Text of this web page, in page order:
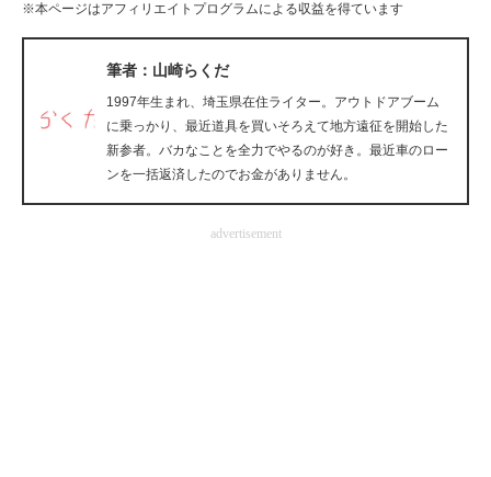
ITエンジニア向け専門サイト
企業向けIT製品の総合サイト
IT製品の技術・比較・事例
※本ページはアフィリエイトプログラムによる収益を得ています
筆者：山崎らくだ
1997年生まれ、埼玉県在住ライター。アウトドアブーム
に乗っかり、最近道具を買いそろえて地方遠征を開始した
新参者。バカなことを全力でやるのが好き。最近車のロー
ンを一括返済したのでお金がありません。
advertisement